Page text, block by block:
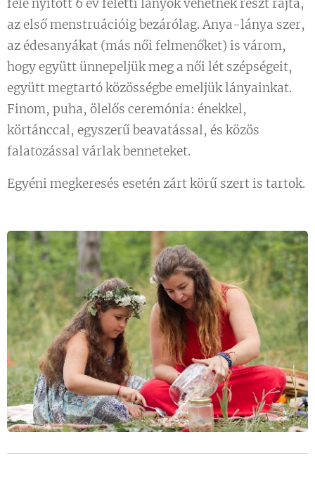
felé nyitott 6 év feletti lányok vehetnek részt rajta,
az első menstruációig bezárólag. Anya-lánya szer,
az édesanyákat (más női felmenőket) is várom,
hogy együtt ünnepeljük meg a női lét szépségeit,
együtt megtartó közösségbe emeljük lányainkat.
Finom, puha, ölelős ceremónia: énekkel,
körtánccal, egyszerű beavatással, és közös
falatozással várlak benneteket.
Egyéni megkeresés esetén zárt körű szert is tartok.